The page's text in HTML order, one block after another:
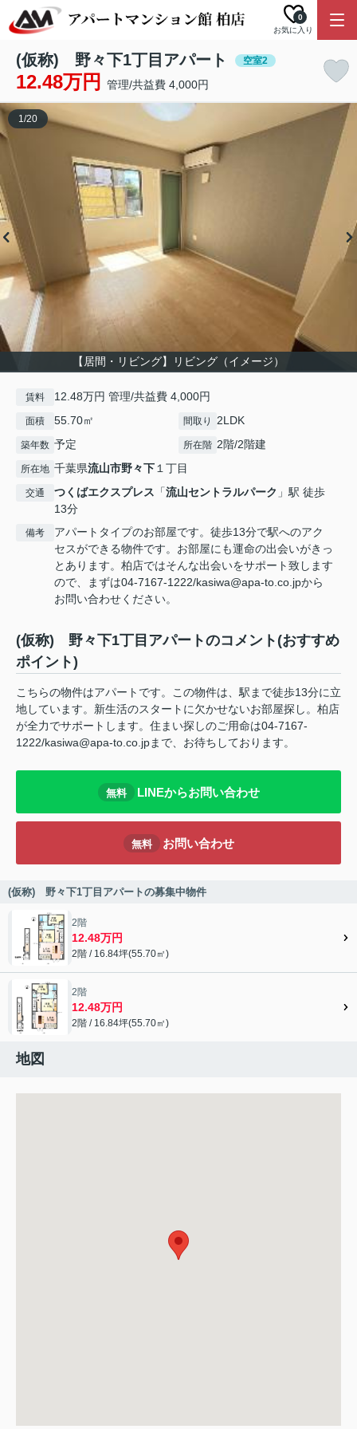
お気に入り
0
(仮称) 野々下1丁目アパート 空室2
12.48万円 管理/共益費 4,000円
【居間・リビング】リビング（イメージ）
1/20
賃料 12.48万円 管理/共益費 4,000円
面積 55.70㎡ 間取り 2LDK
築年数 予定 所在階 2階/2階建
所在地 千葉県流山市野々下１丁目
交通 つくばエクスプレス 「流山セントラルパーク 」駅 徒歩
13分
備考
アパートタイプのお部屋です。徒歩13分で駅へのアク
セスができる物件です。お部屋にも運命の出会いがきっ
とあります。柏店ではそんな出会いをサポート致します
ので、まずは04-7167-1222/kasiwa@apa-to.co.jpから
お問い合わせください。
(仮称) 野々下1丁目アパートのコメント(おすすめ
ポイント)
こちらの物件はアパートです。この物件は、駅まで徒歩13分に立
地しています。新生活のスタートに欠かせないお部屋探し。柏店
が全力でサポートします。住まい探しのご用命は04-7167-
1222/kasiwa@apa-to.co.jpまで、お待ちしております。
無料 LINEからお問い合わせ
無料 お問い合わせ
(仮称) 野々下1丁目アパートの募集中物件
2階
12.48万円
2階 / 16.84坪(55.70㎡)
2階
12.48万円
2階 / 16.84坪(55.70㎡)
地図